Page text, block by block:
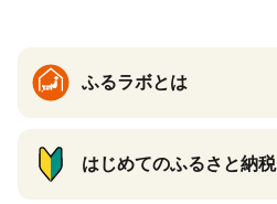
ふるラボとは
はじめてのふるさと納税